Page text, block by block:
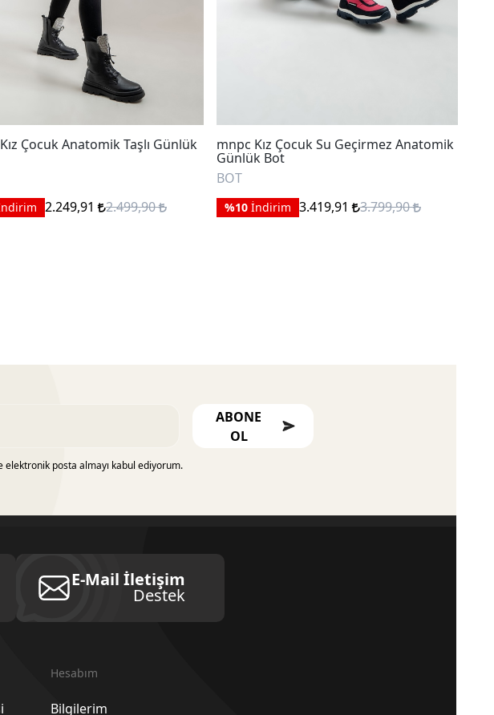
Çocuk Anatomik Taşlı Günlük
2.249,91 2.499,90
mnpc Kız Çocuk Su Geçirmez Anatomik
Günlük Bot
BOT
%10 İndirim 3.419,91 3.799,90
ABONE
OL
elektronik posta almayı kabul ediyorum.
E-Mail İletişim
Destek
Hesabım
Bilgilerim